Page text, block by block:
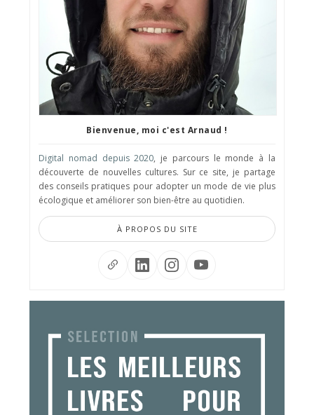
Bienvenue, moi c'est Arnaud !
Digital nomad depuis 2020, je parcours le monde à la
découverte de nouvelles cultures. Sur ce site, je partage
des conseils pratiques pour adopter un mode de vie plus
écologique et améliorer son bien-être au quotidien.
À PROPOS DU SITE